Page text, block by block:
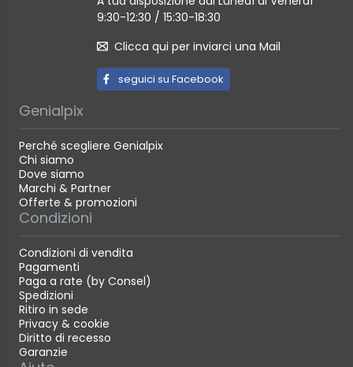
9:30-12:30 / 15:30-18:30
Clicca qui per inviarci una Mail
seguici su Facebook
Genialpix
Perché scegliere Genialpix
Chi siamo
Dove siamo
Marchi & Partner
Offerte & promozioni
Condizioni
Condizioni di vendita
Pagamenti
Paga a rate (by Consel)
Spedizioni
Ritiro in sede
Privacy & cookie
Diritto di recesso
Garanzie